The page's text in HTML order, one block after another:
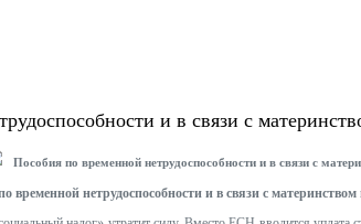
и в связи с
Пособия по временной нетрудоспособности и в связи с
временной нетрудоспособности и в связи с материнством